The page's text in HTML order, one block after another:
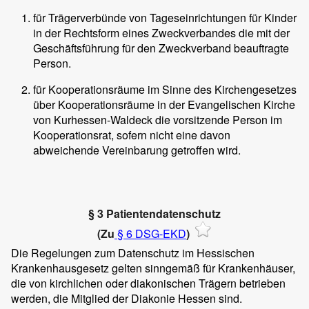
für Trägerverbünde von Tageseinrichtungen für Kinder
in der Rechtsform eines Zweckverbandes die mit der
Geschäftsführung für den Zweckverband beauftragte
Person.
für Kooperationsräume im Sinne des Kirchengesetzes
über Kooperationsräume in der Evangelischen Kirche
von Kurhessen-Waldeck die vorsitzende Person im
Kooperationsrat, sofern nicht eine davon
abweichende Vereinbarung getroffen wird.
§ 3 Patientendatenschutz
(Zu § 6 DSG-EKD)
Die Regelungen zum Datenschutz im Hessischen
Krankenhausgesetz gelten sinngemäß für Krankenhäuser,
die von kirchlichen oder diakonischen Trägern betrieben
werden, die Mitglied der Diakonie Hessen sind.